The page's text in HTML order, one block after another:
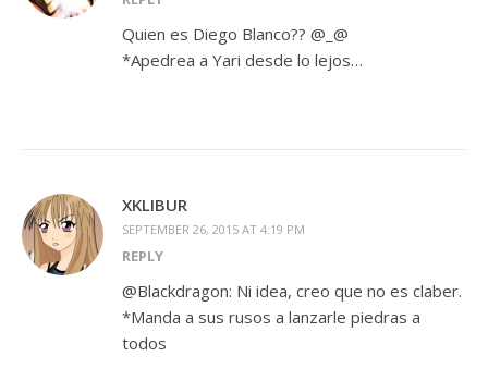
Quien es Diego Blanco?? @_@
*Apedrea a Yari desde lo lejos…
XKLIBUR
SEPTEMBER 26, 2015 AT 4:19 PM
REPLY
@Blackdragon: Ni idea, creo que no es claber.
*Manda a sus rusos a lanzarle piedras a
todos